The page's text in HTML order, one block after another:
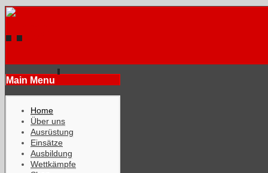
Main Menu
Home
Über uns
Ausrüstung
Einsätze
Ausbildung
Wettkämpfe